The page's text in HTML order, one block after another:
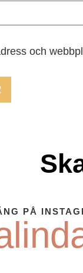
och
PÅ